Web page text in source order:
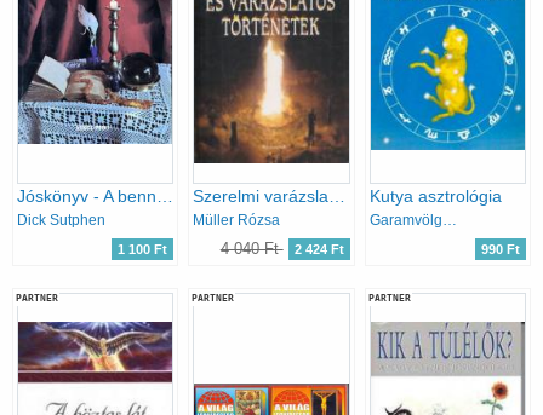
Dick Sutphen
1 100 Ft
Müller Rózsa
4 040 Ft 2 424 Ft
Kutya asztrológia
Garamvölgyi Edit
990 Ft
PARTNER PARTNER PARTNER